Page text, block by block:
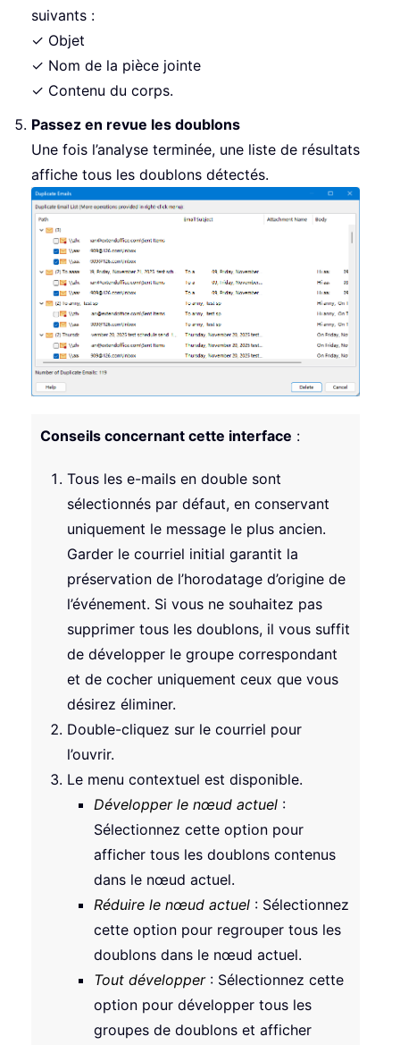
suivants :
✓ Objet
✓ Nom de la pièce jointe
✓ Contenu du corps.
Passez en revue les doublons
Une fois l’analyse terminée, une liste de résultats
affiche tous les doublons détectés.
Conseils concernant cette interface :
Tous les e-mails en double sont
sélectionnés par défaut, en conservant
uniquement le message le plus ancien.
Garder le courriel initial garantit la
préservation de l’horodatage d’origine de
l’événement. Si vous ne souhaitez pas
supprimer tous les doublons, il vous suffit
de développer le groupe correspondant
et de cocher uniquement ceux que vous
désirez éliminer.
Double-cliquez sur le courriel pour
l’ouvrir.
Le menu contextuel est disponible.
Développer le nœud actuel :
Sélectionnez cette option pour
afficher tous les doublons contenus
dans le nœud actuel.
Réduire le nœud actuel : Sélectionnez
cette option pour regrouper tous les
doublons dans le nœud actuel.
Tout développer: Sélectionnez cette
option pour développer tous les
groupes de doublons et afficher